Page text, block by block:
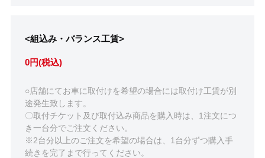
<組込み・バランス工賃>
0円(税込)
○店舗にてお車に取付けを希望の場合には取付け工賃が別
途発生致します。
〇取付チケット及び取付込み商品を購入時は、1注文につ
き一台分でご注文ください。
※2台分以上のご注文を希望の場合は、1台分ずつ購入手
続きを完了まで行ってください。